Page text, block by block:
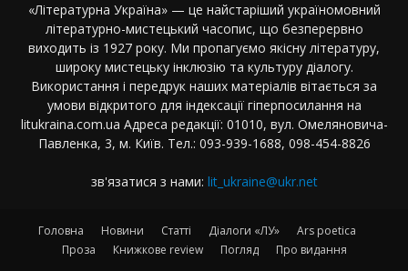
«Літературна Україна» — це найстаріший україномовний
літературно-мистецький часопис, що безперервно
виходить із 1927 року. Ми пропагуємо якісну літературу,
широку мистецьку інклюзію та культуру діалогу.
Використання і передрук наших матеріалів вітається за
умови відкритого для індексації гіперпосилання на
litukraina.com.ua Адреса редакції: 01010, вул. Омеляновича-
Павленка, 3, м. Київ. Тел.: 093-939-1688, 098-454-8826
зв'язатися з нами: lit_ukraine@ukr.net
Головна Новини Статті Діалоги «ЛУ»
Ars poetica
Проза
Книжкове review Погляд Про видання